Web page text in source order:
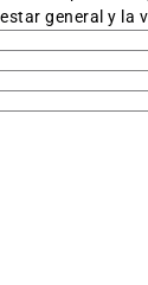
general y la